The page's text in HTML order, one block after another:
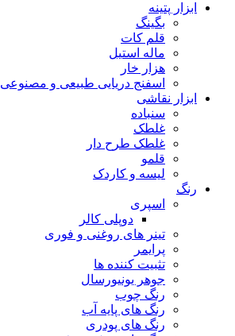
ابزار پتینه
بگینگ
قلم کات
ماله استیل
هزار خار
اسفنج دریایی طبیعی و مصنوعی
ابزار نقاشی
سنباده
غلطک
غلطک طرح دار
قلمو
لیسه و کاردک
رنگ
اسپری
دوپلی کالر
تینر های روغنی و فوری
پرایمر
تثبیت کننده ها
جوهر یونیورسال
رنگ چوب
رنگ‌ های پایه آب
رنگ های پودری